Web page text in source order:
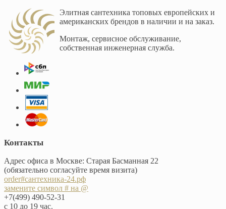
Элитная сантехника топовых европейских и
американских брендов в наличии и на заказ.
Монтаж, сервисное обслуживание,
собственная инженерная служба.
Контакты
Адрес офиса в Москве: Старая Басманная 22
(обязательно согласуйте время визита)
order#сантехника-24.рф
замените символ # на @
+7(499) 490-52-31
с 10 до 19 час.